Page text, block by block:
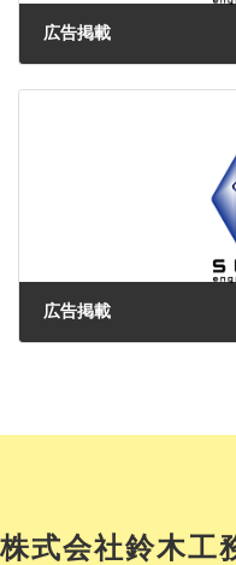
広告掲載
広告掲載
株式会社鈴木工